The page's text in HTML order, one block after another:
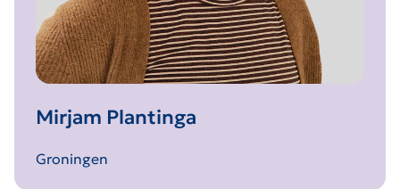
Mirjam Plantinga
Groningen